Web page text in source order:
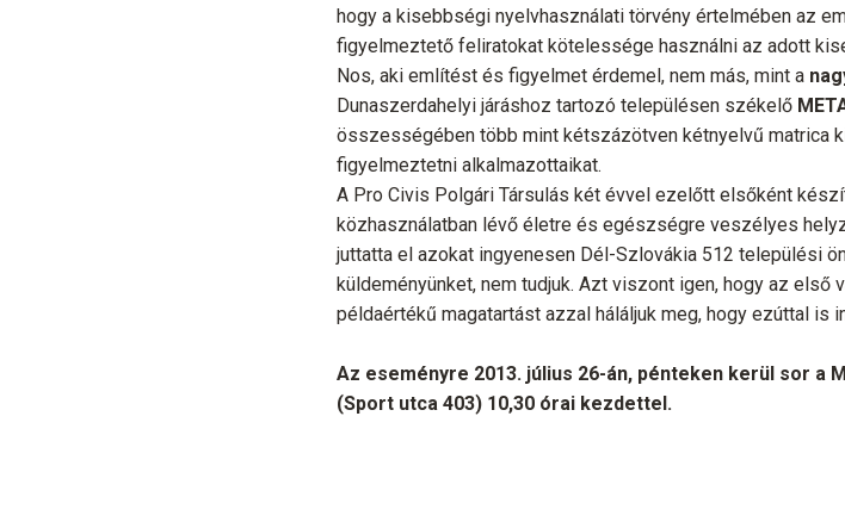
hogy a kisebbségi nyelvhasználati törvény értelmében az
figyelmeztető feliratokat kötelessége használni az adott
Nos, aki említést és figyelmet érdemel, nem más, mint a
Dunaszerdahelyi járáshoz tartozó településen székelő
összességében több mint kétszázötven kétnyelvű matrica
figyelmeztetni alkalmazottaikat.
A Pro Civis Polgári Társulás két évvel ezelőtt elsőként
közhasználatban lévő életre és egészségre veszélyes
juttatta el azokat ingyenesen Dél-Szlovákia 512 települési
küldeményünket, nem tudjuk. Azt viszont igen, hogy az
példaértékű magatartást azzal háláljuk meg, hogy ezúttal is
Az eseményre 2013. július 26-án, pénteken kerül sor a
(Sport utca 403) 10,30 órai kezdettel.